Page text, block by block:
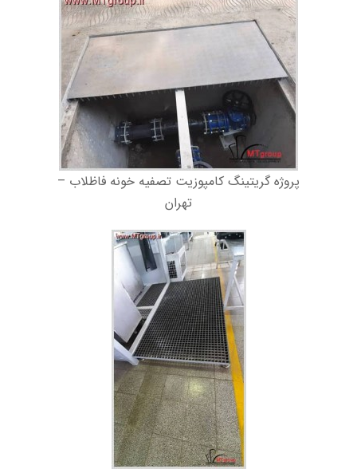
پروژه گریتینگ کامپوزیت تصفیه خونه فاظلاب –
تهران